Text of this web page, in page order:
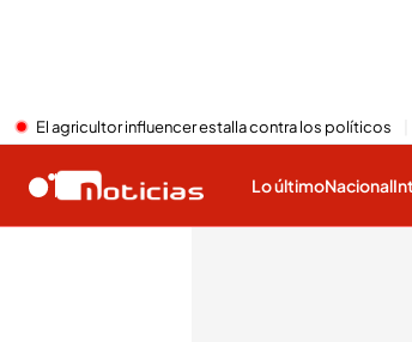
El agricultor influencer estalla contra los políticos
Lo últimoNacional